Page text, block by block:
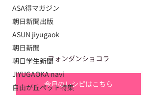
ASA得マガジン
朝日新聞出版
ASUN jiyugaok
朝日新聞
朝日学生新聞
JIYUGAOKA navi
自由が丘ペット特集
フォンダンショコラ
今月のレシピはこちら